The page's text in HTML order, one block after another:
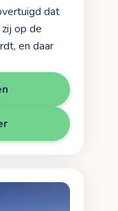
dat
op de
en daar